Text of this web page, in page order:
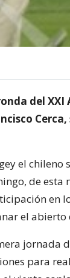
del
Cerca,
el chileno
de esta
en
el abierto
jornada
para